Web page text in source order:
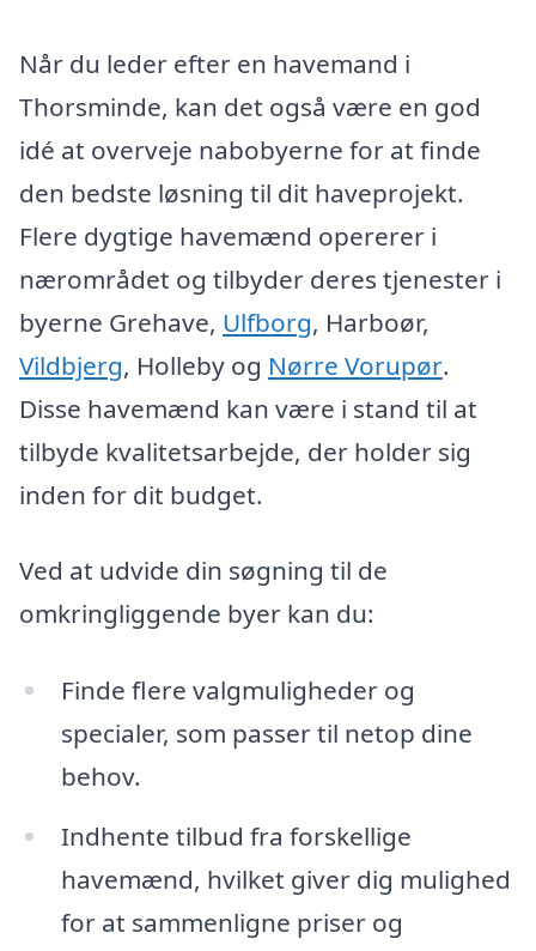
Når du leder efter en havemand i
Thorsminde, kan det også være en god
idé at overveje nabobyerne for at finde
den bedste løsning til dit haveprojekt.
Flere dygtige havemænd opererer i
nærområdet og tilbyder deres tjenester i
byerne Grehave, Ulfborg, Harboør,
Vildbjerg, Holleby og Nørre Vorupør.
Disse havemænd kan være i stand til at
tilbyde kvalitetsarbejde, der holder sig
inden for dit budget.
Ved at udvide din søgning til de
omkringliggende byer kan du:
Finde flere valgmuligheder og
specialer, som passer til netop dine
behov.
Indhente tilbud fra forskellige
havemænd, hvilket giver dig mulighed
for at sammenligne priser og